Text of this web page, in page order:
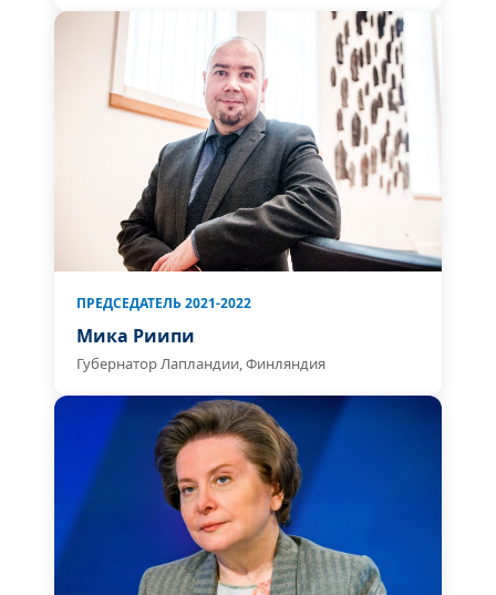
ПРЕДСЕДАТЕЛЬ 2021-2022
Мика Риипи
Губернатор Лапландии, Финляндия